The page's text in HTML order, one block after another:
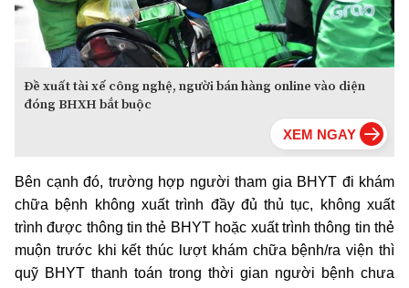
Đề xuất tài xế công nghệ, người bán hàng online vào diện
đóng BHXH bắt buộc
Bên cạnh đó, trường hợp người tham gia BHYT đi khám
chữa bệnh không xuất trình đầy đủ thủ tục, không xuất
trình được thông tin thẻ BHYT hoặc xuất trình thông tin thẻ
muộn trước khi kết thúc lượt khám chữa bệnh/ra viện thì
quỹ BHYT thanh toán trong thời gian người bệnh chưa